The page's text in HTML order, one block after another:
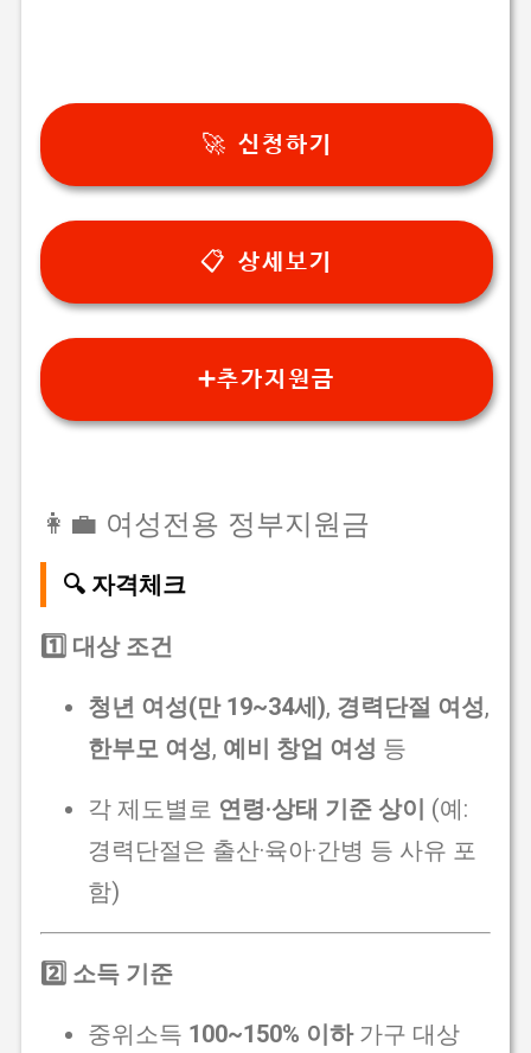
🚀 신청하기
📋 상세보기
➕추가지원금
👩‍💼 여성전용 정부지원금
🔍 자격체크
1️⃣ 대상 조건
청년 여성(만 19~34세), 경력단절 여성,
한부모 여성, 예비 창업 여성 등
각 제도별로 연령·상태 기준 상이 (예:
경력단절은 출산·육아·간병 등 사유 포
함)
2️⃣ 소득 기준
중위소득 100~150% 이하가구 대상